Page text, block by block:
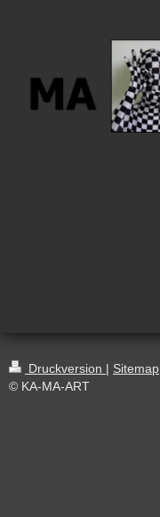
Druckversion | Sitemap
© KA-MA-ART